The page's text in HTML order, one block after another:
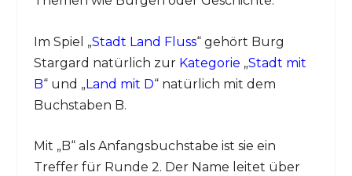
Im Spiel „Stadt Land Fluss“ gehört Burg
Stargard natürlich zur Kategorie „Stadt mit
B“ und „Land mit D“ natürlich mit dem
Buchstaben B.
Mit „B“ als Anfangsbuchstabe ist sie ein
Treffer für Runde 2. Der Name leitet über